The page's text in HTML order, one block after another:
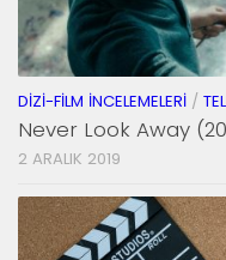
DIZI-FILM İNCELEMELERI /
Never Look Away
2 ARALIK 2019